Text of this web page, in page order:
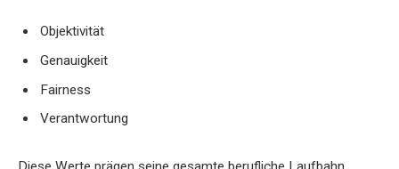
Objektivität
Genauigkeit
Fairness
Verantwortung